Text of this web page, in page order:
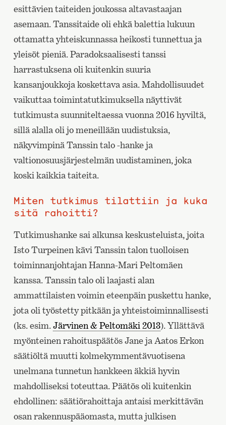
esittävien taiteiden joukossa altavastaajan
asemaan. Tanssitaide oli ehkä balettia lukuun
ottamatta yhteiskunnassa heikosti tunnettua ja
yleisöt pieniä. Paradoksaalisesti tanssi
harrastuksena oli kuitenkin suuria
kansanjoukkoja koskettava asia. Mahdollisuudet
vaikuttaa toimintatutkimuksella näyttivät
tutkimusta suunniteltaessa vuonna 2016 hyviltä,
sillä alalla oli jo meneillään uudistuksia,
näkyvimpinä Tanssin talo ‑hanke ja
valtionosuusjärjestelmän uudistaminen, joka
koski kaikkia taiteita.
Miten tutkimus tilattiin ja kuka
sitä rahoitti?
Tutkimushanke sai alkunsa keskusteluista, joita
Isto Turpeinen kävi Tanssin talon tuolloisen
toiminnanjohtajan Hanna-Mari Peltomäen
kanssa. Tanssin talo oli laajasti alan
ammattilaisten voimin eteenpäin puskettu hanke,
jota oli työstetty pitkään ja yhteistoiminnallisesti
(ks. esim.Järvinen & Peltomäki 2013). Yllättävä
myönteinen rahoituspäätös Jane ja Aatos Erkon
säätiöltä muutti kolmekymmentävuotisena
unelmana tunnetun hankkeen äkkiä hyvin
mahdolliseksi toteuttaa. Päätös oli kuitenkin
ehdollinen: säätiörahoittaja antaisi merkittävän
osan rakennuspääomasta, mutta julkisen